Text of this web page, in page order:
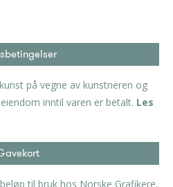
på vegne av kunstneren og
inntil varen er betalt. Les
til bruk hos Norske Grafikere.